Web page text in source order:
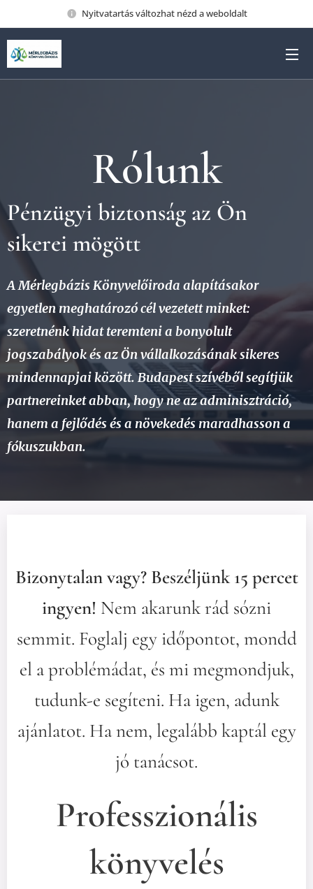
Nyitvatartás változhat nézd a weboldalt
Rólunk
Pénzügyi biztonság az Ön
sikerei mögött
A Mérlegbázis Könyvelőiroda alapításakor
egyetlen meghatározó cél vezetett minket:
szeretnénk hidat teremteni a bonyolult
jogszabályok és az Ön vállalkozásának sikeres
mindennapjai között. Budapest szívéből segítjük
partnereinket abban, hogy ne az adminisztráció,
hanem a fejlődés és a növekedés maradhasson a
fókuszukban.
Bizonytalan vagy? Beszéljünk 15 percet
ingyen! Nem akarunk rád sózni
semmit. Foglalj egy időpontot, mondd
el a problémádat, és mi megmondjuk,
tudunk-e segíteni. Ha igen, adunk
ajánlatot. Ha nem, legalább kaptál egy
jó tanácsot.
Professzionális
könyvelés